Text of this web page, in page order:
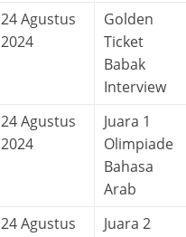
24 Agustus
2024
Golden
Ticket
Babak
Interview
24 Agustus
2024
Juara 1
Olimpiade
Bahasa
Arab
24 Agustus
Juara 2